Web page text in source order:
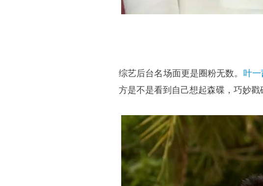
综艺后台名场面更是圈粉无数。 叶一
方是不是看到自己想起森碟，巧妙戳